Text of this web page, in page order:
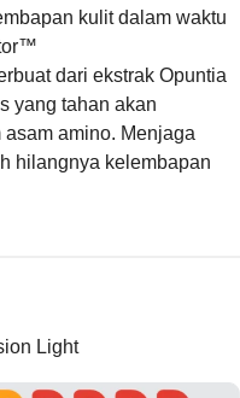
kulit dalam waktu
dari ekstrak Opuntia
yang tahan akan
amino. Menjaga
hilangnya kelembapan
Light